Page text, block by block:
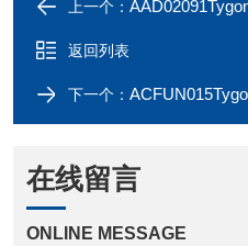
上一个：
返回列表
下一个：
在线留言
ONLINE MESSAGE